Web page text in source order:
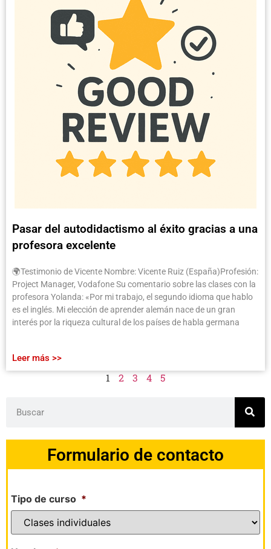
Pasar del autodidactismo al éxito gracias a una
profesora excelente
🌍Testimonio de Vicente Nombre: Vicente Ruiz (España)Profesión:
Project Manager, Vodafone Su comentario sobre las clases con la
profesora Yolanda: «Por mi trabajo, el segundo idioma que hablo
es el inglés. Mi elección de aprender alemán nace de un gran
interés por la riqueza cultural de los países de habla germana
Leer más >>
1 2 3 4 5
Formulario de contacto
Tipo de curso *